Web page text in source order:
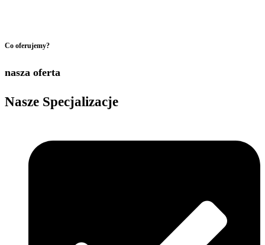
Co oferujemy?
nasza oferta
Nasze Specjalizacje